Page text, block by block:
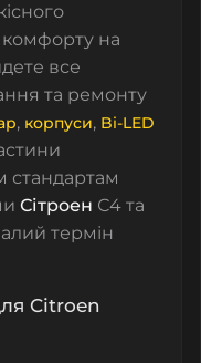
комфорту на
все
та ремонту
, корпуси, Bi-LED
стандартам
Сітроен С4 та
термін
Citroen